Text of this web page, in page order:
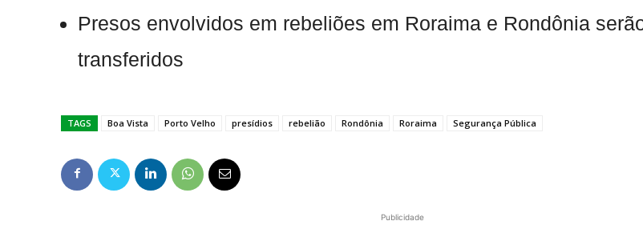
Presos envolvidos em rebeliões em Roraima e Rondônia
transferidos
TAGS Boa Vista Porto Velho presídios rebelião Rondônia Roraima Segurança Pública
Publicidade